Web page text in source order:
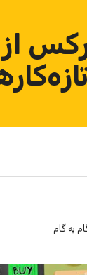
از
به گام